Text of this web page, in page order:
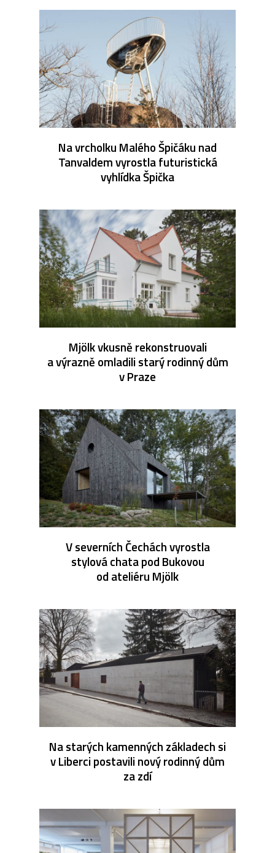
Na vrcholku Malého Špičáku nad
Tanvaldem vyrostla futuristická
vyhlídka Špička
Mjölk vkusně rekonstruovali
a výrazně omladili starý rodinný dům
v Praze
V severních Čechách vyrostla
stylová chata pod Bukovou
od ateliéru Mjölk
Na starých kamenných základech si
v Liberci postavili nový rodinný dům
za zdí